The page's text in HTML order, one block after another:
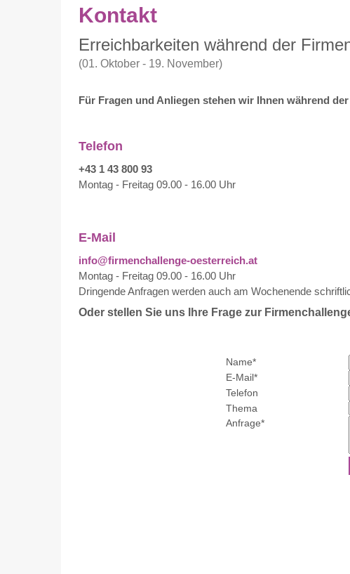
Kontakt
Erreichbarkeiten während der
(01. Oktober - 19. November)
Für Fragen und Anliegen stehen wir Ihnen während
Telefon
+43 1 43 800 93
Montag - Freitag 09.00 - 16.00 Uhr
E-Mail
info@firmenchallenge-oesterreich.at
Montag - Freitag 09.00 - 16.00 Uhr
Dringende Anfragen werden auch am Wochenende
Oder stellen Sie uns Ihre Frage zur